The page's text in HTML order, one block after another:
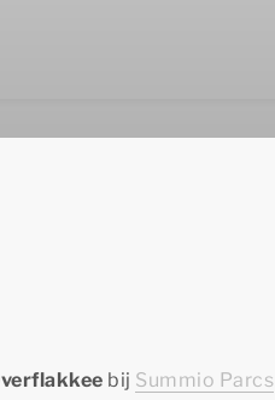
bij Summio Parcs